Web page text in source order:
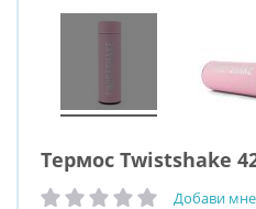
Термос Twistshake
Добави